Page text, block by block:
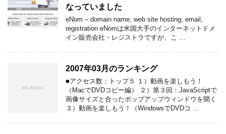
なっていました
eNom – domain name, web site hosting, email,
registration eNomは米国大手のインターネットドメ
イン販売会社・レジストラですが、こ …
2007年03月のランキング
■アクセス数：トップ５ １）動画を楽しもう！
（MacでDVDコピー編） ２）第３回：JavaScriptで
画像サイズと合ったポップアップウィンドウを開く
３）動画を楽しもう！（WindowsでDVDコ …